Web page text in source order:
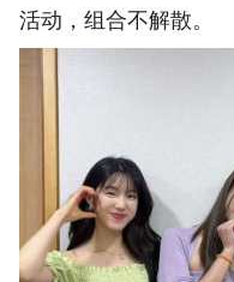
活动，组合不解散。